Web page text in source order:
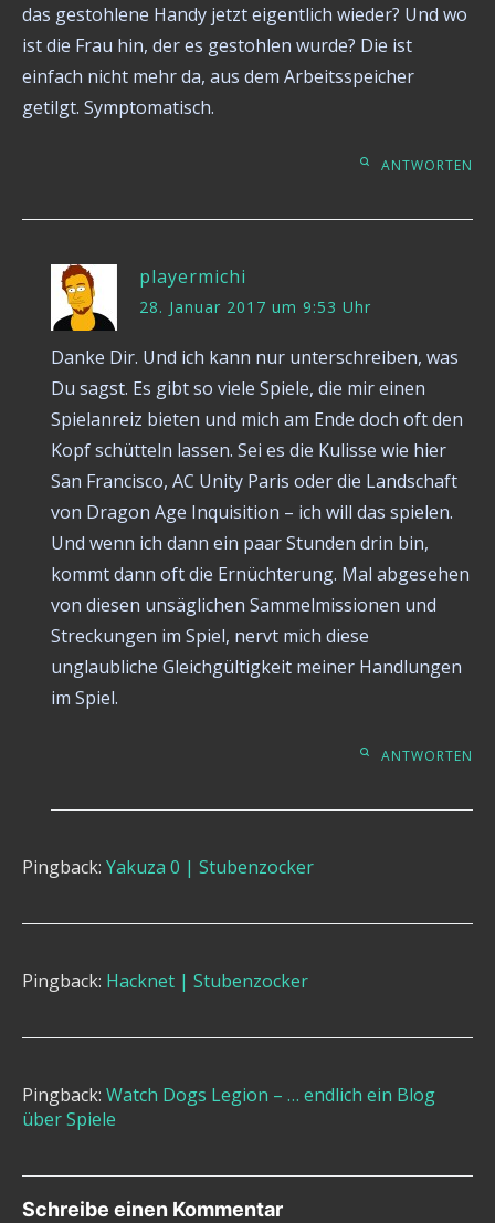
das gestohlene Handy jetzt eigentlich wieder? Und wo
ist die Frau hin, der es gestohlen wurde? Die ist
einfach nicht mehr da, aus dem Arbeitsspeicher
getilgt. Symptomatisch.
ANTWORTEN
playermichi
28. Januar 2017 um 9:53 Uhr
Danke Dir. Und ich kann nur unterschreiben, was
Du sagst. Es gibt so viele Spiele, die mir einen
Spielanreiz bieten und mich am Ende doch oft den
Kopf schütteln lassen. Sei es die Kulisse wie hier
San Francisco, AC Unity Paris oder die Landschaft
von Dragon Age Inquisition – ich will das spielen.
Und wenn ich dann ein paar Stunden drin bin,
kommt dann oft die Ernüchterung. Mal abgesehen
von diesen unsäglichen Sammelmissionen und
Streckungen im Spiel, nervt mich diese
unglaubliche Gleichgültigkeit meiner Handlungen
im Spiel.
ANTWORTEN
Pingback: Yakuza 0 | Stubenzocker
Pingback: Hacknet | Stubenzocker
Pingback: Watch Dogs Legion – … endlich ein Blog
über Spiele
Schreibe einen Kommentar